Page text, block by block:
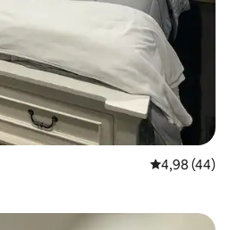
5 üzerinden
4,98 (44)